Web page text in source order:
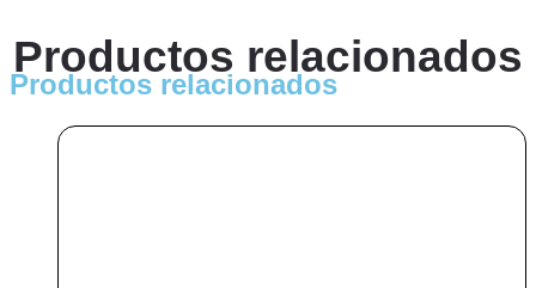
CIEN
HOJAS
cantidad
Productos relacionados
Productos relacionados